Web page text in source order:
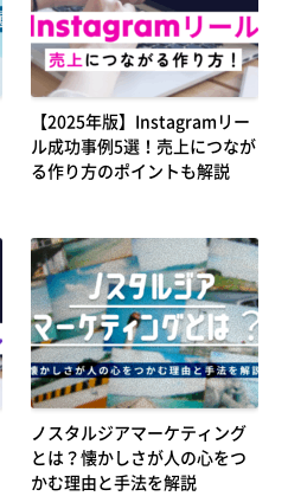
【2025年版】Instagramリー
ル成功事例5選！売上につなが
る作り方のポイントも解説
ノスタルジアマーケティング
とは？懐かしさが人の心をつ
かむ理由と手法を解説